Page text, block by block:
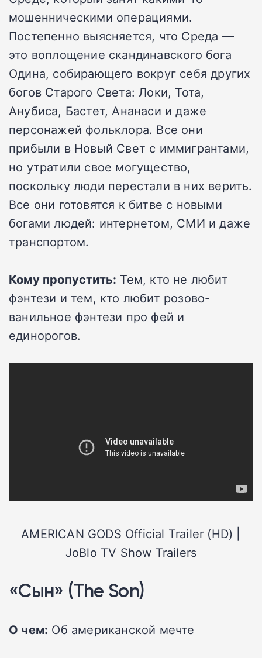
мошенническими операциями.
Постепенно выясняется, что Среда —
это воплощение скандинавского бога
Одина, собирающего вокруг себя других
богов Старого Света: Локи, Тота,
Анубиса, Бастет, Ананаси и даже
персонажей фольклора. Все они
прибыли в Новый Свет с иммигрантами,
но утратили свое могущество,
поскольку люди перестали в них верить.
Все они готовятся к битве с новыми
богами людей: интернетом, СМИ и даже
транспортом.
Кому пропустить: Тем, кто не любит
фэнтези и тем, кто любит розово-
ванильное фэнтези про фей и
единорогов.
AMERICAN GODS Official Trailer (HD) |
JoBlo TV Show Trailers
«Сын» (The Son)
О чем: Об американской мечте